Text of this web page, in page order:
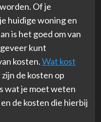
Of je
huidige woning en
is het goed om van
kunt
kosten.Wat kost
de kosten op
wat je moet weten
de kosten die hierbij